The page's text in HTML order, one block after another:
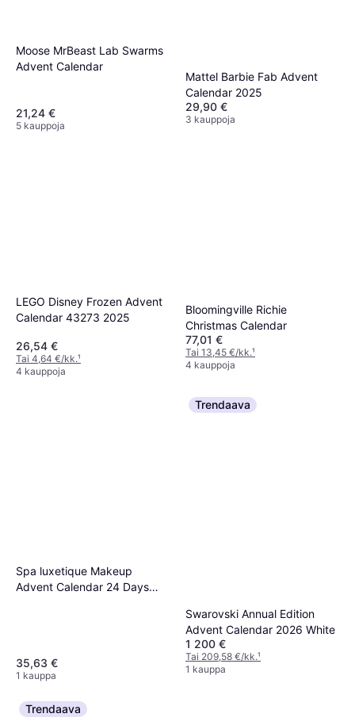
Moose MrBeast Lab Swarms
Advent Calendar
21,24 €
5 kauppoja
Mattel Barbie Fab Advent
Calendar 2025
29,90 €
3 kauppoja
LEGO Disney Frozen Advent
Calendar 43273 2025
26,54 €
Tai 4,64 €/kk.¹
4 kauppoja
Bloomingville Richie
Christmas Calendar
77,01 €
Tai 13,45 €/kk.¹
4 kauppoja
Spa luxetique Makeup
Advent Calendar 24 Days
35,63 €
1 kauppa
Trendaava
Swarovski Annual Edition
Advent Calendar 2026 White
1 200 €
Tai 209,58 €/kk.¹
1 kauppa
Trendaava